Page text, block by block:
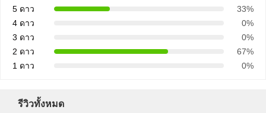
5 ดาว
33%
4 ดาว
0%
3 ดาว
0%
2 ดาว
67%
1 ดาว
0%
รีวิวทั้งหมด